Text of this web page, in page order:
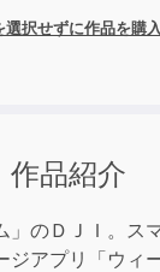
選択せずに作品を購
作品紹介
」のＤＪＩ。ス
ジアプリ「ウィ